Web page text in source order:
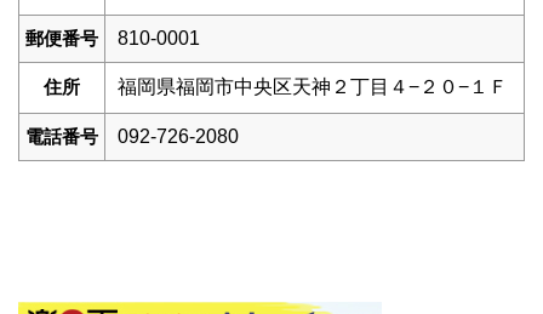
郵便番号 810-0001
住所 福岡県福岡市中央区天神２丁目４−２０−１Ｆ
電話番号 092-726-2080